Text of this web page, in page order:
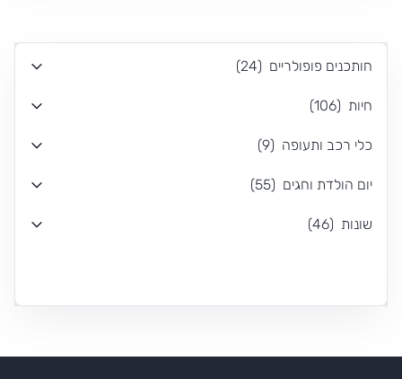
חותכנים פופולריים (
24
)
חיות (
106
)
כלי רכב ותעופה (
9
)
יום הולדת וחגים (
55
)
שונות (
46
)